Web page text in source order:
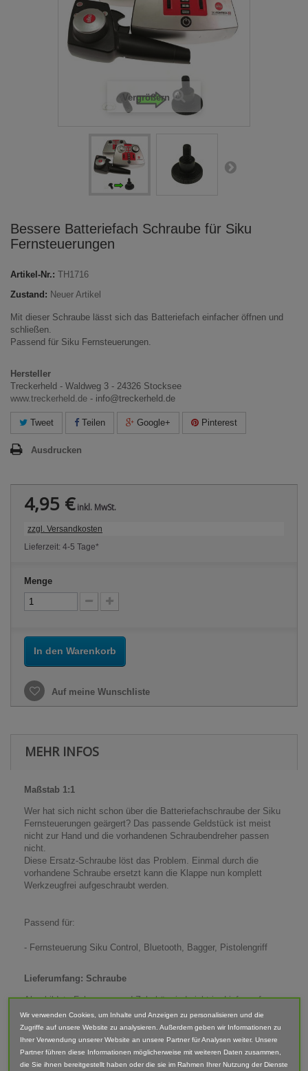
Vergrößern
Bessere Batteriefach Schraube für Siku
Fernsteuerungen
Artikel-Nr.: TH1716
Zustand: Neuer Artikel
Mit dieser Schraube lässt sich das Batteriefach einfacher öffnen und
schließen.
Passend für Siku Fernsteuerungen.
Hersteller
Treckerheld - Waldweg 3 - 24326 Stocksee
www.treckerheld.de - info@treckerheld.de
Tweet Teilen Google+ Pinterest
Ausdrucken
4,95 €inkl. MwSt.
zzgl. Versandkosten
Lieferzeit: 4-5 Tage*
Menge
In den Warenkorb
Auf meine Wunschliste
MEHR INFOS
Maßstab 1:1
Wer hat sich nicht schon über die Batteriefachschraube der Siku
Fernsteuerungen geärgert? Das passende Geldstück ist meist
nicht zur Hand und die vorhandenen Schraubendreher passen
nicht.
Diese Ersatz-Schraube löst das Problem. Einmal durch die
vorhandene Schraube ersetzt kann die Klappe nun komplett
Werkzeugfrei aufgeschraubt werden.
Passend für:
- Fernsteuerung Siku Control, Bluetooth, Bagger, Pistolengriff
Lieferumfang: Schraube
Abgebildete Fahrzeuge und Zubehör sind nicht im Lieferumfang
enthalten.
Der Artikel ist im 3D-Druck-Verfahren gefertigt und von Hand
nach bearbeitet. Daher können Form, Farbe und Ausführung
Wir verwenden Cookies, um Inhalte und Anzeigen zu personalisieren und die
Zugriffe auf unsere Website zu analysieren. Außerdem geben wir Informationen zu
Ihrer Verwendung unserer Website an unsere Partner für Analysen weiter. Unsere
Partner führen diese Informationen möglicherweise mit weiteren Daten zusammen,
die Sie ihnen bereitgestellt haben oder die sie im Rahmen Ihrer Nutzung der Dienste